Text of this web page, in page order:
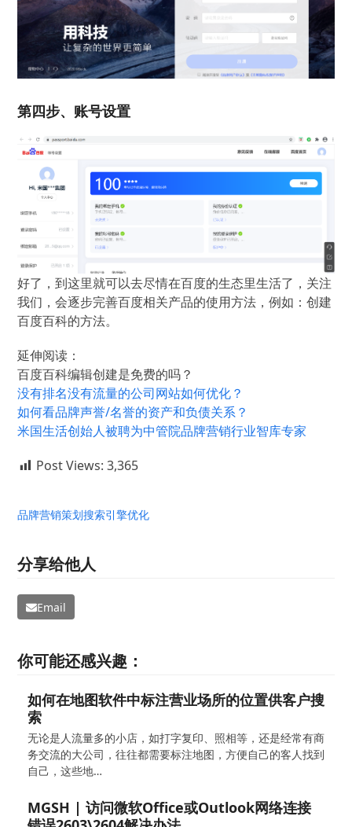
第四步、账号设置
好了，到这里就可以去尽情在百度的生态里生活了，关注
我们，会逐步完善百度相关产品的使用方法，例如：创建
百度百科的方法。
延伸阅读：
百度百科编辑创建是免费的吗？
没有排名没有流量的公司网站如何优化？
如何看品牌声誉/名誉的资产和负债关系？
米国生活创始人被聘为中管院品牌营销行业智库专家
Post Views: 3,365
品牌营销策划搜索引擎优化
分享给他人
Email
你可能还感兴趣：
如何在地图软件中标注营业场所的位置供客户搜
索
无论是人流量多的小店，如打字复印、照相等，还是经常有商
务交流的大公司，往往都需要标注地图，方便自己的客人找到
自己，这些地…
MGSH | 访问微软Office或Outlook网络连接